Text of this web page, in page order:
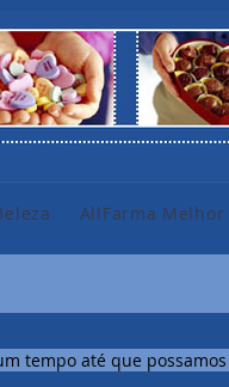
AllFarma Melhor
tempo até que